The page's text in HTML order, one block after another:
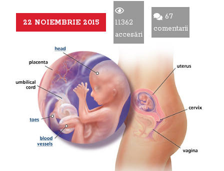
22 NOIEMBRIE 2015
11362
accesări
67
comentarii